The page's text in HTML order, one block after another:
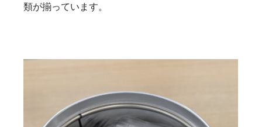
類が揃っています。